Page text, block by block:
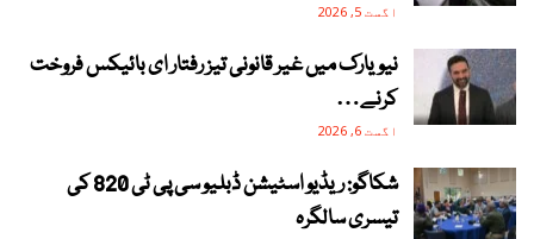
اگست 5, 2026
نیویارک میں غیر قانونی تیز رفتار ای بائیکس فروخت
کرنے…
اگست 6, 2026
شکاگو: ریڈیو اسٹیشن ڈبلیو سی پی ٹی 820 کی
تیسری سالگرہ